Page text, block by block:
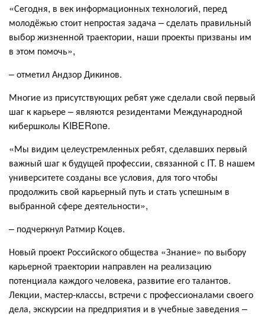
«Сегодня, в век информационных технологий, перед
молодёжью стоит непростая задача – сделать правильный
выбор жизненной траектории, наши проекты призваны им
в этом помочь»,
– отметил Андзор Дикинов.
Многие из присутствующих ребят уже сделали свой первый
шаг к карьере – являются резидентами Международной
кибершколы KIBERone.
«Мы видим целеустремленных ребят, сделавших первый
важный шаг к будущей профессии, связанной с IT. В нашем
университете созданы все условия, для того чтобы
продолжить свой карьерный путь и стать успешным в
выбранной сфере деятельности»,
– подчеркнул Ратмир Коцев.
Новый проект Российского общества «Знание» по выбору
карьерной траектории направлен на реализацию
потенциала каждого человека, развитие его талантов.
Лекции, мастер-классы, встречи с профессионалами своего
дела, экскурсии на предприятия и в учебные заведения –